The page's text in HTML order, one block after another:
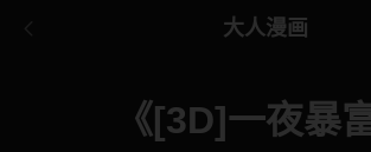
大人漫画
《[3D]一夜暴